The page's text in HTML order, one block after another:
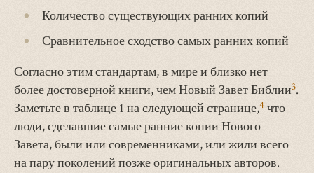
Количество существующих ранних копий
Сравнительное сходство самых ранних копий
Согласно этим стандартам, в мире и близко нет
более достоверной книги, чем Новый Завет Библии3.
Заметьте в таблице 1 на следующей странице,4 что
люди, сделавшие самые ранние копии Нового
Завета, были или современниками, или жили всего
на пару поколений позже оригинальных авторов.